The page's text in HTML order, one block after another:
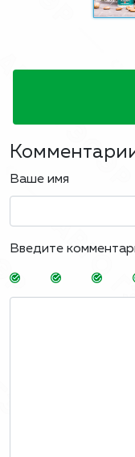
Ваше имя
Введите